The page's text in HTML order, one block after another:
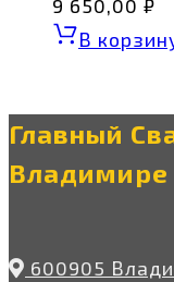
9 650,00 ₽
В
Главный
Владимире
600905